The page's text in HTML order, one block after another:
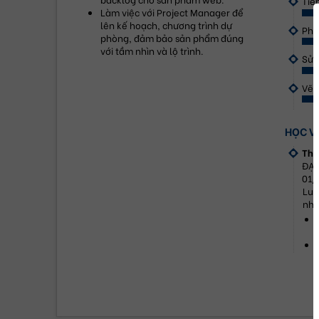
Làm việc với Project Manager để
lên kế hoạch, chương trình dự
phòng, đảm bảo sản phẩm đúng
với tầm nhìn và lộ trình.
Sử
Vẽ
HỌC
ĐẠI
01/